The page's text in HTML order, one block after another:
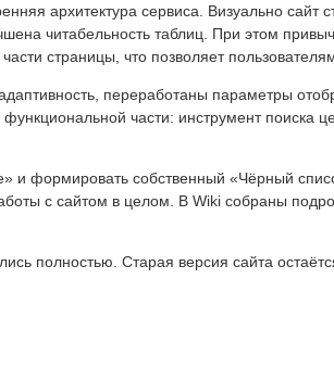
архитектура сервиса. Визуально
читабельность таблиц. При этом
страницы, что позволяет
переработаны параметры
части: инструмент поиска
и формировать собственный «Чёрный
с сайтом в целом. В Wiki собраны
полностью. Старая версия сайта